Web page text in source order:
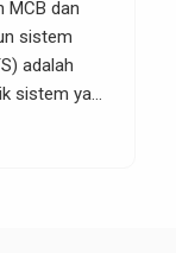
MCB dan
sistem
adalah
sistem yang
tanpa
MCB dan